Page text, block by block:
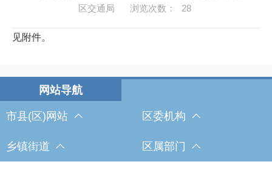
区交通局
浏览次数： 28
见附件。
市县(区)网站 区委机构
乡镇街道 区属部门